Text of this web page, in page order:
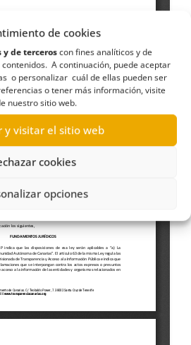
de cookies
y de terceroscon fines analíticos y de
A continuación, puede aceptar
o personalizar cuál de ellas pueden ser
o tener más información, visite
nuestro sitio web.
y visitar el sitio web
cookies
opciones